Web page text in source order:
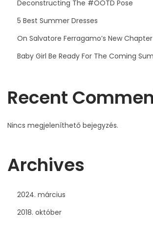
Deconstructing The #OOTD Pose
5 Best Summer Dresses
On Salvatore Ferragamo’s New Chapter
Baby Girl Be Ready For The Coming
Recent
Nincs megjeleníthető bejegyzés.
Archives
2024. március
2018. október